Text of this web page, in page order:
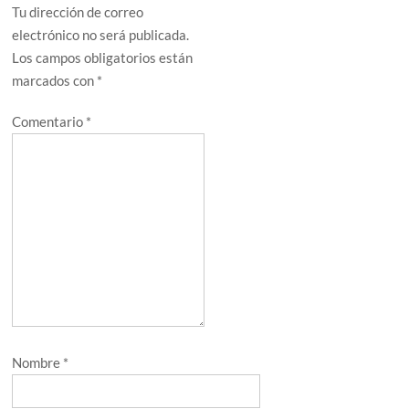
Tu dirección de correo
electrónico no será publicada.
Los campos obligatorios están
marcados con *
Comentario *
Nombre *